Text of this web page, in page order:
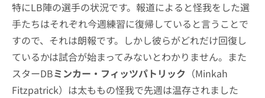
特にLB陣の選手の状況です。報道によると怪我をした選
手たちはそれぞれ今週練習に復帰していると言うことで
すので、それは朗報です。しかし彼らがどれだけ回復し
ているかは試合が始まってみないとわかりません。また
スターDBミンカー・フィッツパトリック （Minkah
Fitzpatrick）は太ももの怪我で先週は温存されました